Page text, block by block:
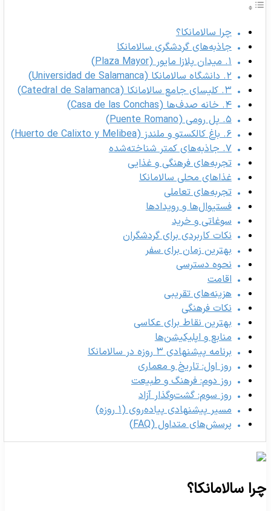
چرا سالامانکا؟
جاذبه‌های گردشگری سالامانکا
۱. میدان پلازا مایور (Plaza Mayor)
۲. دانشگاه سالامانکا (Universidad de Salamanca)
۳. کلیسای جامع سالامانکا (Catedral de Salamanca)
۴. خانه صدف‌ها (Casa de las Conchas)
۵. پل رومی (Puente Romano)
۶. باغ کالکستو و ملندز (Huerto de Calixto y Melibea)
۷. جاذبه‌های کمتر شناخته‌شده
تجربه‌های فرهنگی و غذایی
غذاهای محلی سالامانکا
تجربه‌های تعاملی
فستیوال‌ها و رویدادها
سوغاتی و خرید
نکات کاربردی برای گردشگران
بهترین زمان برای سفر
نحوه دسترسی
اقامت
هزینه‌های تقریبی
نکات فرهنگی
بهترین نقاط برای عکاسی
منابع و اپلیکیشن‌ها
برنامه پیشنهادی ۳ روزه در سالامانکا
روز اول: تاریخ و معماری
روز دوم: فرهنگ و طبیعت
روز سوم: گشت‌وگذار آزاد
مسیر پیشنهادی پیاده‌روی (۱ روزه)
پرسش‌های متداول (FAQ)
سالامانکا؟